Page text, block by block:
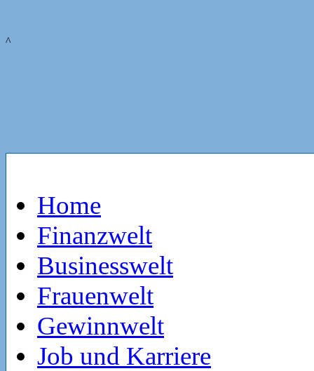
^
Home
Finanzwelt
Businesswelt
Frauenwelt
Gewinnwelt
Job und Karriere